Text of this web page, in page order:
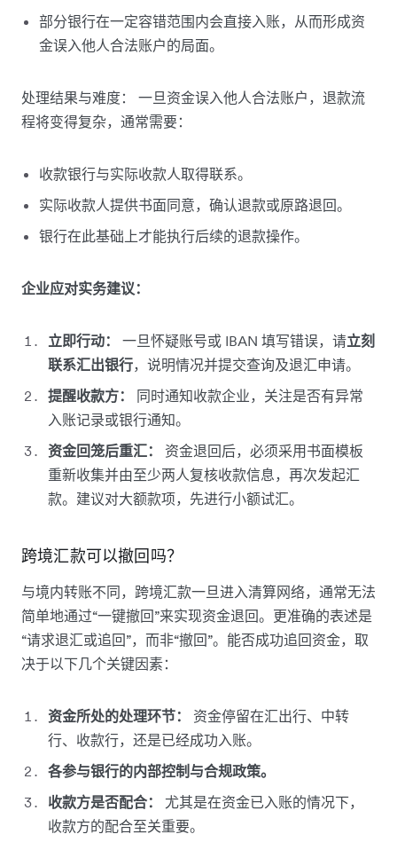
部分银行在一定容错范围内会直接入账，从而形成资
金误入他人合法账户的局面。
处理结果与难度： 一旦资金误入他人合法账户，退款流
程将变得复杂，通常需要：
收款银行与实际收款人取得联系。
实际收款人提供书面同意，确认退款或原路退回。
银行在此基础上才能执行后续的退款操作。
企业应对实务建议：
立即行动： 一旦怀疑账号或 IBAN 填写错误，请立刻
联系汇出银行，说明情况并提交查询及退汇申请。
提醒收款方：
同时通知收款企业，关注是否有异常
入账记录或银行通知。
资金回笼后重汇：
资金退回后，必须采用书面模板
重新收集并由至少两人复核收款信息，再次发起汇
款。建议对大额款项，先进行小额试汇。
跨境汇款可以撤回吗？
与境内转账不同，跨境汇款一旦进入清算网络，通常无法
简单地通过“一键撤回”来实现资金退回。更准确的表述是
“请求退汇或追回”，而非“撤回”。能否成功追回资金，取
决于以下几个关键因素：
资金所处的处理环节：
资金停留在汇出行、中转
行、收款行，还是已经成功入账。
各参与银行的内部控制与合规政策。
收款方是否配合：
尤其是在资金已入账的情况下，
收款方的配合至关重要。